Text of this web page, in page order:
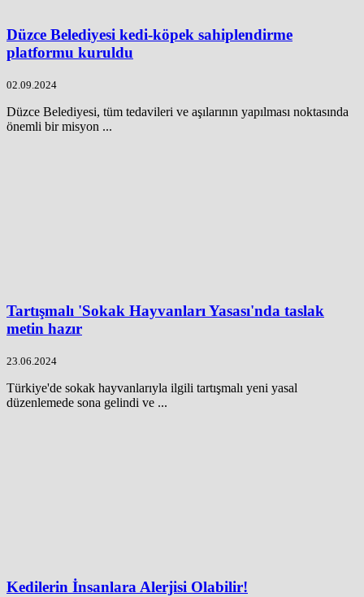
Düzce Belediyesi kedi-köpek sahiplendirme
platformu kuruldu
02.09.2024
Düzce Belediyesi, tüm tedavileri ve aşılarının yapılması noktasında
önemli bir misyon ...
Tartışmalı 'Sokak Hayvanları Yasası'nda taslak
metin hazır
23.06.2024
Türkiye'de sokak hayvanlarıyla ilgili tartışmalı yeni yasal
düzenlemede sona gelindi ve ...
Kedilerin İnsanlara Alerjisi Olabilir!